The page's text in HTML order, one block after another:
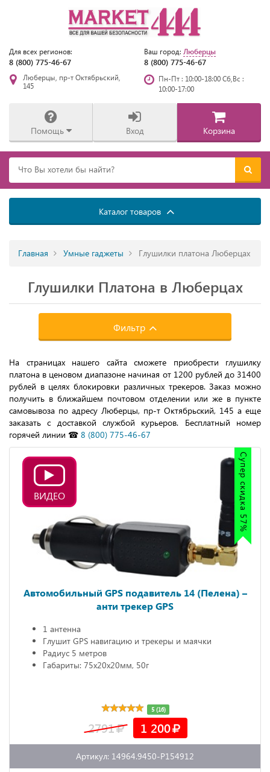
Для всех регионов:
8 (800) 775-46-67
Ваш город: Люберцы
8 (800) 775-46-67
Люберцы, пр-т Октябрьский,
145
Пн-Пт : 10:00-18:00 Сб,Вс :
10:00-17:00
Помощь Вход Корзина
Каталог товаров
Главная Умные гаджеты Глушилки платона Люберцах
Глушилки Платона в Люберцах
Фильтр
На страницах нашего сайта сможете приобрести глушилку
платона в ценовом диапазоне начиная от 1200 рублей до 31400
рублей в целях блокировки различных трекеров. Заказ можно
получить в ближайшем почтовом отделении или же в пункте
самовывоза по адресу Люберцы, пр-т Октябрьский, 145 а еще
заказать с доставкой службой курьеров. Бесплатный номер
горячей линии ☎ 8 (800) 775-46-67
Супер скидка 57%
ВИДЕО
Автомобильный GPS подавитель 14 (Пелена) –
анти трекер GPS
1 антенна
Глушит GPS навигацию и трекеры и маячки
Радиус 5 метров
Габариты: 75х20х20мм, 50г
5 (16)
2791 1 200
Артикул: 14964.9450-P154912